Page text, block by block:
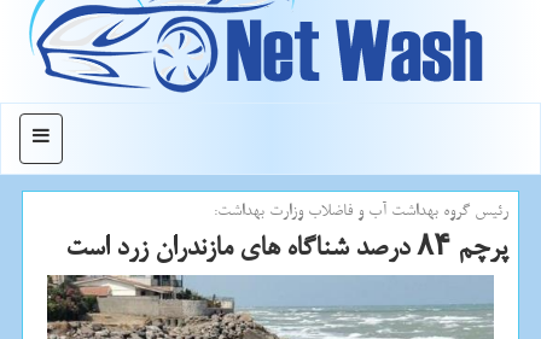
منو
رئیس گروه بهداشت آب و فاضلاب وزارت بهداشت:
پرچم ۸۴ درصد شناگاه های مازندران زرد است